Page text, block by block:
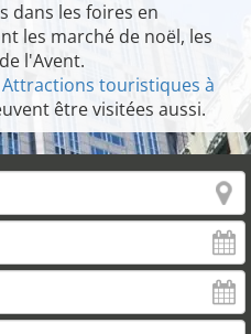
dans les foires en
les marché de noël, les
l'Avent.
Attractions touristiques à
être visitées aussi.